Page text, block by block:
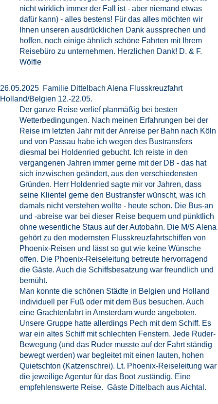
nicht wirklich immer der Fall ist - aber niemand etwas
dafür kann) - alles bestens! Für das alles möchten wir
Ihnen unseren ausdrücklichen Dank aussprechen und
hoffen, noch einige ähnlich schöne Fahrten mit Ihrem
Reisebüro zu unternehmen. Herzlichen Dank! D. & F.
Wölfle
26.05.2025 Familie Dittelbach Alena Flusskreuzfahrt
Holland/Belgien 12.-22.05.
Der ganze Reise verlief planmäßig bei besten
Wetterbedingungen. Nach meinen Erfahrungen bei der
Reise im letzten Jahr mit der Anreise per Bahn nach Köln
und von Passau habe ich wegen des Bustransfers
diesmal bei Holdenried gebucht. Ich reiste in den
vergangenen Jahren immer gerne mit der DB - das hat
sich inzwischen geändert, aus den verschiedensten
Gründen. Herr Holdenried sagte mir vor Jahren, dass
seine Klientel gerne den Bustransfer wünscht, was ich
damals nicht verstehen wollte - heute schon. Die Bus-an
und -abreise war bei dieser Reise bequem und pünktlich
ohne wesentliche Staus auf der Autobahn. Die M/S Alena
gehört zu den modernsten Flusskreuzfahrtschiffen von
Phoenix-Reisen und lässt so gut wie keine Wünsche
offen. Die Phoenix-Reiseleitung betreute hervorragend
die Gäste. Auch die Schiffsbesatzung war freundlich und
bemüht.
Man konnte die schönen Städte in Belgien und Holland
individuell per Fuß oder mit dem Bus besuchen. Auch
eine Grachtenfahrt in Amsterdam wurde angeboten.
Unsere Gruppe hatte allerdings Pech mit dem Schiff. Es
war ein altes Schiff mit schlechten Fenstern. Jede Ruder-
Bewegung (und das Ruder musste auf der Fahrt ständig
bewegt werden) war begleitet mit einen lauten, hohen
Quietschton (Katzenschrei). Lt. Phoenix-Reiseleitung war
die jeweilige Agentur für das Boot zuständig. Eine
empfehlenswerte Reise. Gäste Dittelbach aus Aichtal.